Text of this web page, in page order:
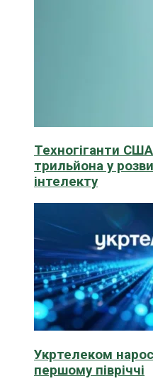
Техногіганти
трильйона у
інтелекту
Укртелеком
першому півріччі